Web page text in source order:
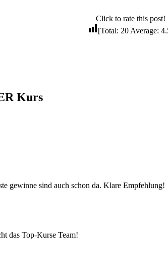
Click to rate this post!
[Total: 20 Average:
Kurs
gewinne sind auch schon da. Klare Empfehlung!
das Top-Kurse Team!